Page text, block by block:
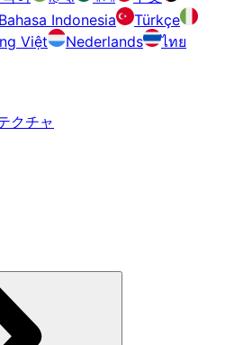
Bahasa Indonesia
Türkçe
Việt Nederlands
ไทย
クチャ